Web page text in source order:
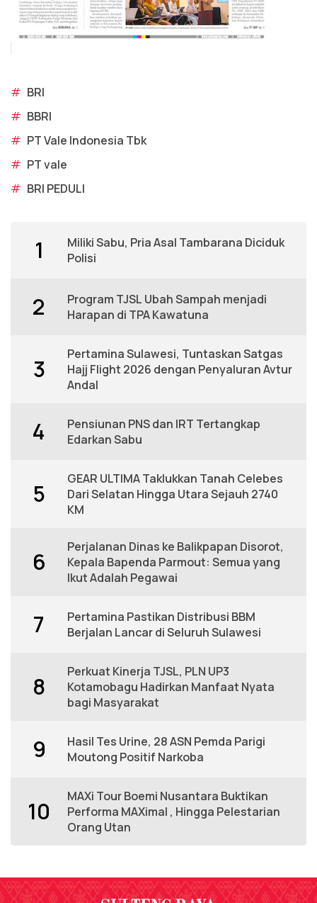
# BRI
# BBRI
# PT Vale Indonesia Tbk
# PT vale
# BRI PEDULI
1
Miliki Sabu, Pria Asal Tambarana Diciduk
Polisi
2
Program TJSL Ubah Sampah menjadi
Harapan di TPA Kawatuna
3
Pertamina Sulawesi, Tuntaskan Satgas
Hajj Flight 2026 dengan Penyaluran Avtur
Andal
4
Pensiunan PNS dan IRT Tertangkap
Edarkan Sabu
5
GEAR ULTIMA Taklukkan Tanah Celebes
Dari Selatan Hingga Utara Sejauh 2740
KM
6
Perjalanan Dinas ke Balikpapan Disorot,
Kepala Bapenda Parmout: Semua yang
Ikut Adalah Pegawai
7
Pertamina Pastikan Distribusi BBM
Berjalan Lancar di Seluruh Sulawesi
8
Perkuat Kinerja TJSL, PLN UP3
Kotamobagu Hadirkan Manfaat Nyata
bagi Masyarakat
9
Hasil Tes Urine, 28 ASN Pemda Parigi
Moutong Positif Narkoba
10
MAXi Tour Boemi Nusantara Buktikan
Performa MAXimal , Hingga Pelestarian
Orang Utan